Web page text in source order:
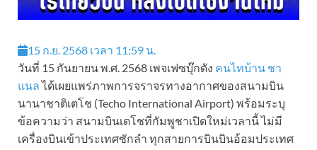
15 ก.ย. 2568 เวลา 11:59 น.
วันที่ 15 กันยายน พ.ศ. 2568 เพจเฟซบุ๊กดัง คนไทบ้าน ชา
แนลได้เผยแพร่ภาพการจราจรทางอากาศของสนามบิน
นานาชาติเตโช (Techo International Airport) พร้อมระบุ
ข้อความว่า สนามบินเตโชที่กัมพูชาเปิดใหม่เวลานี้ ไม่มี
เครื่องบินเข้าประเทศซักลำ ทุกสายการบินบินอ้อมประเทศ